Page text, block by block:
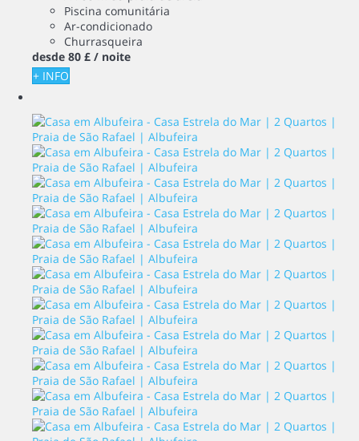
Piscina comunitária
Ar-condicionado
Churrasqueira
desde 80 £ / noite
+ INFO